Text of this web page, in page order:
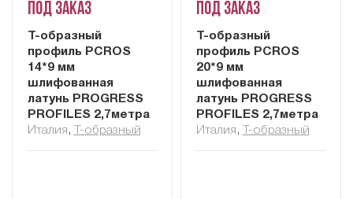
Под заказ
Т-образный
профиль PCROS
14*9 мм
шлифованная
латунь PROGRESS
PROFILES 2,7метра
Италия , Т-образный
Под заказ
Т-образный
профиль PCROS
20*9 мм
шлифованная
латунь PROGRESS
PROFILES 2,7метра
Италия , Т-образный